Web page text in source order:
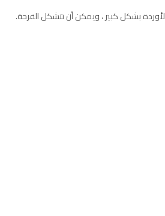
بشكل كبير ، ويمكن أن تتشكل القرحة.